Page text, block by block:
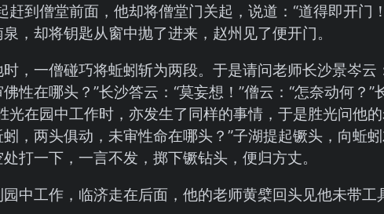
赶到僧堂前面，他却将僧堂门关起，说道：“道得即开门
，却将钥匙从窗中抛了进来，赵州见了便开门。
，一僧碰巧将蚯蚓斩为两段。于是请问老师长沙景岑云
性在哪头？”长沙答云：“莫妄想！”僧云：“怎奈动何？”
光在园中工作时，亦发生了同样的事情，于是胜光问他
蚓，两头俱动，未审性命在哪头？”子湖提起镢头，向蚯
打一下，一言不发，掷下镢钻头，便归方丈。
中工作，临济走在后面，他的老师黄檗回头见他未带工